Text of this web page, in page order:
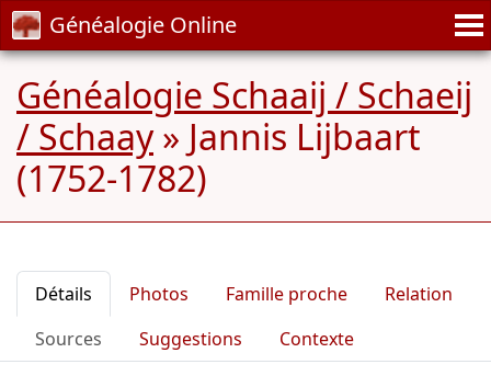
Généalogie Online
Généalogie Schaaij / Schaeij
/ Schaay» Jannis Lijbaart
(1752-1782)
Détails Photos Famille proche
Relation
Sources
Suggestions Contexte